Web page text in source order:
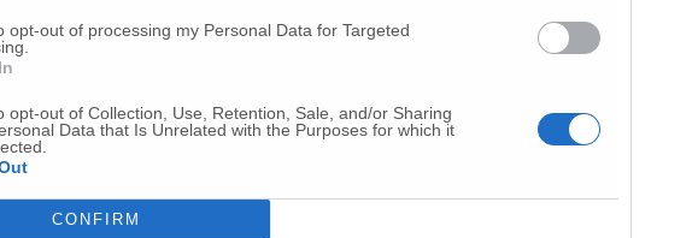
opt-out of processing my Personal Data for Targeted
opt-out of Collection, Use, Retention, Sale, and/or Sharing
Data that Is Unrelated with the Purposes for which it
CONFIRM